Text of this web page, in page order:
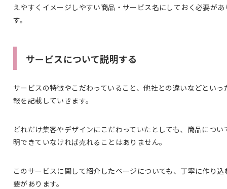
えやすくイメージしやすい商品・サービス名にしておく必要があ
す。
サービスについて説明する
サービスの特徴やこだわっていること、他社との違いなどといっ
報を記載していきます。
どれだけ集客やデザインにこだわっていたとしても、商品につい
明できていなければ売れることはありません。
このサービスに関して紹介したページについても、丁寧に作り込
要があります。